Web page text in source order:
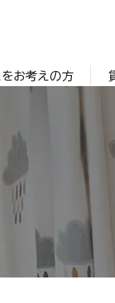
お考えの方